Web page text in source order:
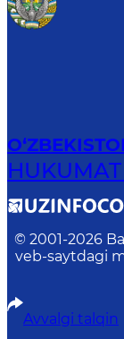
© 2001-2026
veb-saytdagi
Avvalgi talqin